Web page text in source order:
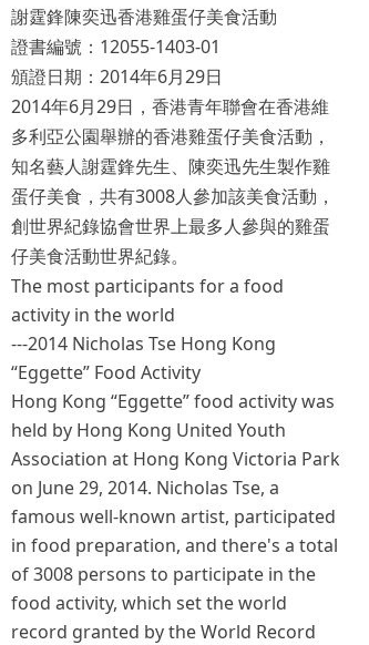
謝霆鋒陳奕迅香港雞蛋仔美食活動
證書編號： 12055-1403-01
頒證日期： 2014年6月 29日
2014年6月 29日，香港青年聯會在香港維
多利亞公園舉辦的香港雞蛋仔美食活動，
知名藝人謝霆鋒先生、陳奕迅先生製作雞
蛋仔美食，共有3008 人參加該美食活動，
創世界紀錄協會世界上最多人參與的雞蛋
仔美食活動世界紀錄。
The most participants for a food
activity in the world
---2014 Nicholas Tse Hong Kong
“Eggette” Food Activity
Hong Kong “Eggette” food activity was
held by Hong Kong United Youth
Association at Hong Kong Victoria Park
on June 29, 2014. Nicholas Tse, a
famous well-known artist, participated
in food preparation, and there's a total
of 3008 persons to participate in the
food activity, which set the world
record granted by the World Record